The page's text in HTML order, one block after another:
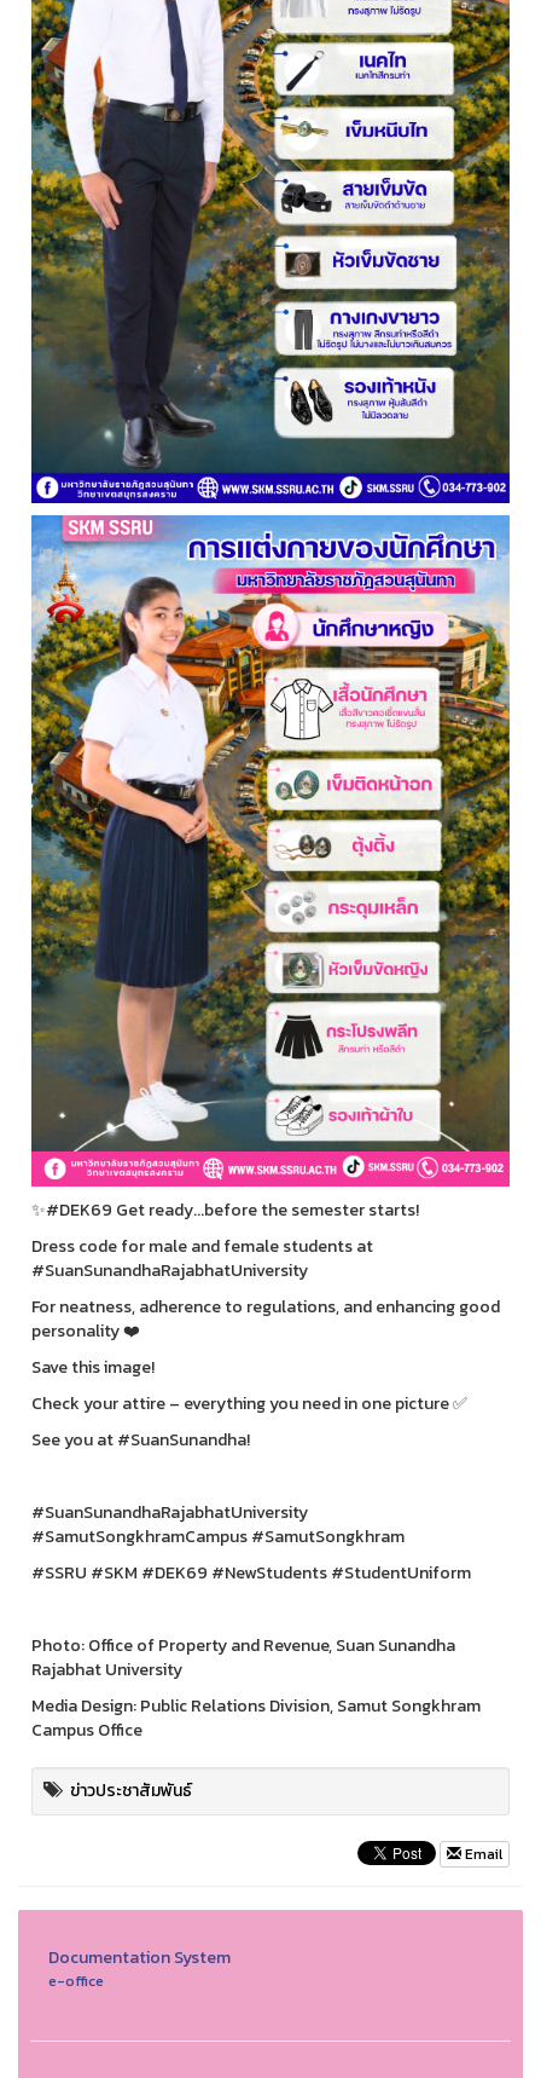
✨#DEK69 Get ready...before the semester starts!
Dress code for male and female students at
#SuanSunandhaRajabhatUniversity
For neatness, adherence to regulations, and enhancing good
personality ❤️
Save this image!
Check your attire – everything you need in one picture ✅
See you at #SuanSunandha!
#SuanSunandhaRajabhatUniversity
#SamutSongkhramCampus #SamutSongkhram
#SSRU #SKM #DEK69 #NewStudents #StudentUniform
Photo: Office of Property and Revenue, Suan Sunandha
Rajabhat University
Media Design: Public Relations Division, Samut Songkhram
Campus Office
ข่าวประชาสัมพันธ์
Email
Documentation System
e-office